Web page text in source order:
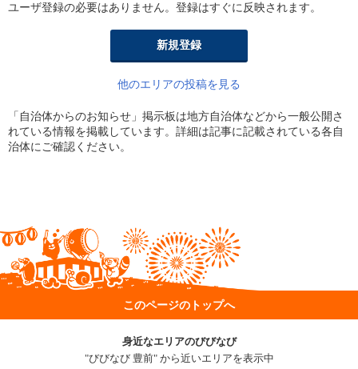
ユーザ登録の必要はありません。登録はすぐに反映されます。
新規登録
他のエリアの投稿を見る
「自治体からのお知らせ」掲示板は地方自治体などから一般公開さ
れている情報を掲載しています。詳細は記事に記載されている各自
治体にご確認ください。
このページのトップへ
身近なエリアのびびなび
"びびなび 豊前" から近いエリアを表示中